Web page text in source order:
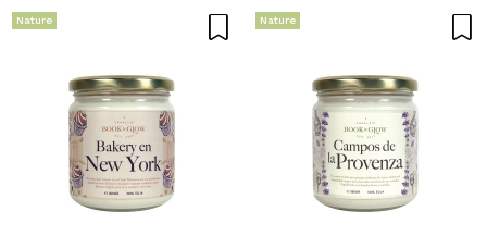
Nature Nature